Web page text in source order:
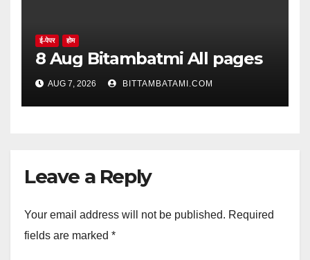
ई-पेपर होम
8 Aug Bitambatmi All pages
AUG 7, 2026 BITTAMBATAMI.COM
Leave a Reply
Your email address will not be published. Required
fields are marked *